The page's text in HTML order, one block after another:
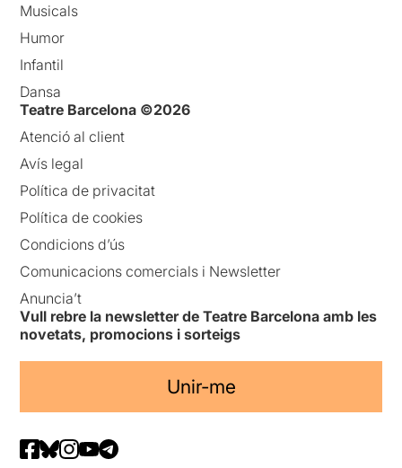
Musicals
Humor
Infantil
Dansa
Teatre Barcelona ©2026
Atenció al client
Avís legal
Política de privacitat
Política de cookies
Condicions d’ús
Comunicacions comercials i Newsletter
Anuncia’t
Vull rebre la newsletter de Teatre Barcelona amb les
novetats, promocions i sorteigs
Unir-me